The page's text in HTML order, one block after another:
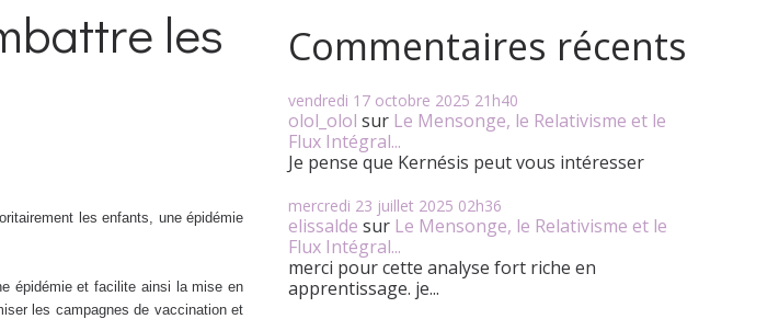
les
les enfants, une épidémie
épidémie et facilite ainsi la mise en
les campagnes de vaccination et
Commentaires récents
vendredi 17 octobre 2025 21h40
olol_olol sur Le Mensonge, le Relativisme et le
Flux Intégral...
Je pense que Kernésis peut vous intéresser
mercredi 23 juillet 2025 02h36
elissalde sur Le Mensonge, le Relativisme et le
Flux Intégral...
merci pour cette analyse fort riche en
apprentissage. je...